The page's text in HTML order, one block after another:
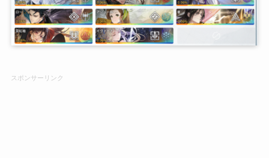
スポンサーリンク